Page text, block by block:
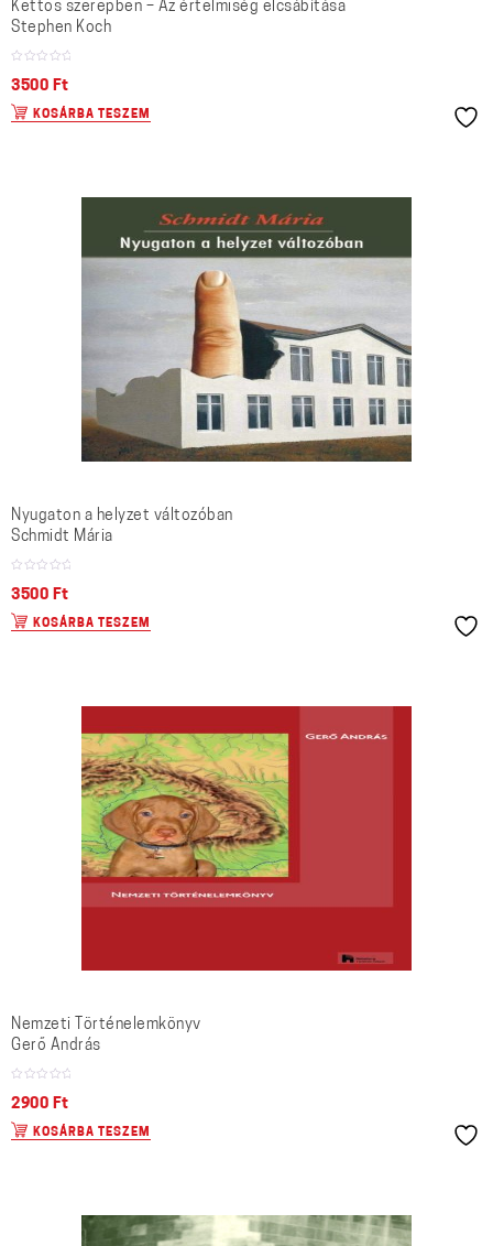
Kettős szerepben – Az értelmiség elcsábítása
Stephen Koch
3500 Ft
KOSÁRBA TESZEM
Nyugaton a helyzet változóban
Schmidt Mária
3500 Ft
KOSÁRBA TESZEM
Nemzeti Történelemkönyv
Gerő András
2900 Ft
KOSÁRBA TESZEM